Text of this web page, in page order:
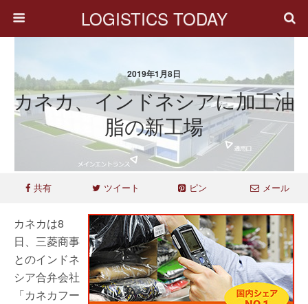
LOGISTICS TODAY
2019年1月8日
カネカ、インドネシアに加工油
脂の新工場
共有 ツイート ピン メール
カネカは8
日、三菱商事
とのインドネ
シア合弁会社
「カネカフー